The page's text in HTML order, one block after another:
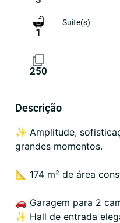
1
Suíte(s)
250
Descrição
✨ Amplitude,
grandes momentos.
📐 174 m² de área
🚗 Garagem para 2
✨ Hall de entrada